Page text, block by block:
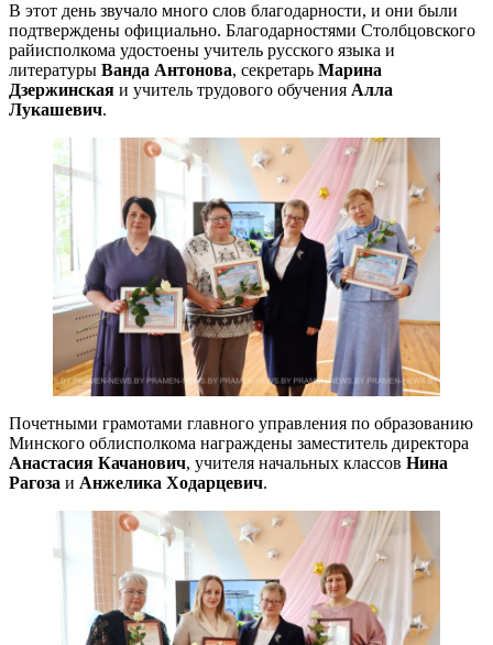
В этот день звучало много слов благодарности, и они были
подтверждены официально. Благодарностями Столбцовского
райисполкома удостоены учитель русского языка и
литературы Ванда Антонова, секретарь Марина
Дзержинская и учитель трудового обучения Алла
Лукашевич.
Почетными грамотами главного управления по образованию
Минского облисполкома награждены заместитель директора
Анастасия Качанович, учителя начальных классов Нина
Рагоза и Анжелика Ходарцевич.